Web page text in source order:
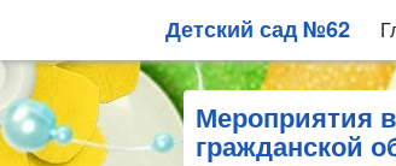
Детский сад №62
Мероприятия
гражданской